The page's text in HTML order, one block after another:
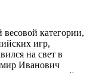
весовой категории,
игр,
на свет в
Иванович